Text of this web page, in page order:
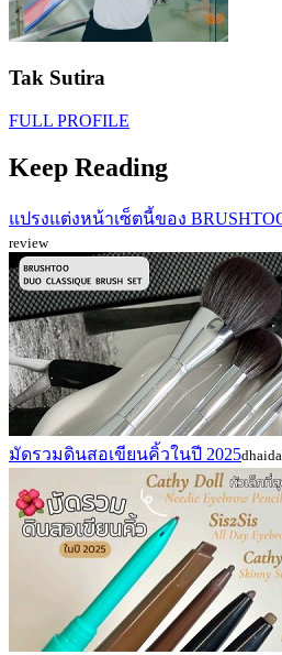
Tak Sutira
FULL PROFILE
Keep Reading
แปรงแต่งหน้าเซ็ตนี้ของ
review
มัดรวมดินสอเขียนคิ้วในปี 2025